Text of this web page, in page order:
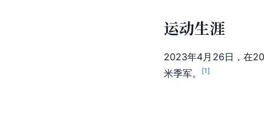
运动生涯
2023年4月26日，在
米季军。
[1]